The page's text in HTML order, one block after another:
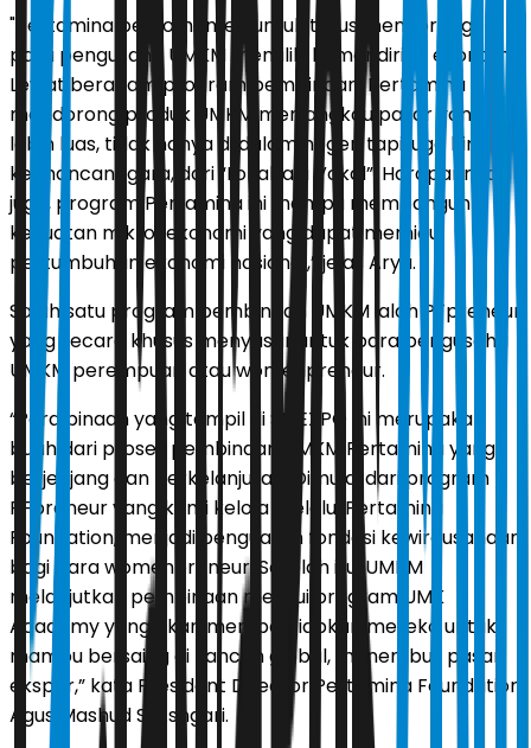
"Pertamina berkomitmen untuk terus mendorong
para pengusaha UMKM memiliki kemandirian ekonomi.
Lewat beragam program pembinaan, Pertamina
mendorong produk UMKM menjangkau pasar yang
lebih luas, tidak hanya di dalam negeri tapi juga hingga
ke mancanegara, dari “Lokal jadi Vokal”. Harapannya
juga, program Pertamina ini mampu membangun
kekuatan mikro-ekonomi yang dapat memicu
pertumbuhan ekonomi nasional,” jelas Arya.
Salah satu program pembinaan UMKM ialah PFpreneur
yang secara khusus menyasar untuk para pengusaha
UMKM perempuan atau womenpreneur.
“Para binaan yang tampil di SMEXPO ini merupakan
buah dari proses pembinaan UMKM Pertamina yang
berjenjang dan berkelanjutan. Dimulai dari program
PFpreneur yang kami kelola melalui Pertamina
Foundation, menjadi penguatan fondasi kewirausahaan
bagi para womenpreneur. Setelah itu, UMKM
melanjutkan pembinaan melalui program UMK
Academy yang akan mempersiapkan mereka untuk
mampu bersaing di kancah global, menembus pasar
ekspor,” kata President Director Pertamina Foundation
Agus Mashud S. Asngari.